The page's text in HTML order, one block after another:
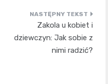
Zakola u kobiet i
dziewczyn: Jak sobie z
nimi radzić?